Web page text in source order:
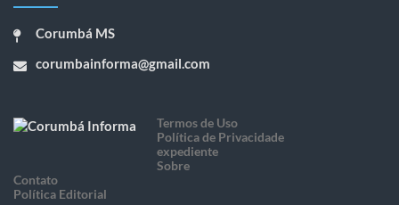
Corumbá MS
corumbainforma@gmail.com
Termos de Uso
Política de Privacidade
expediente
Sobre
Contato
Política Editorial